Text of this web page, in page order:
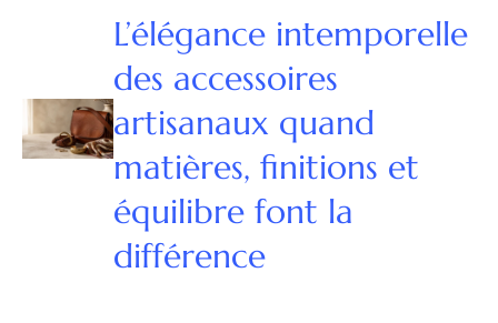
L’élégance intemporelle
des accessoires
artisanaux quand
matières, finitions et
équilibre font la
différence